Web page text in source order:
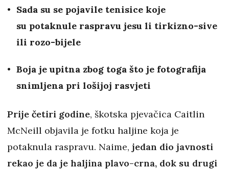
Sada su se pojavile tenisice koje
su potaknule raspravu jesu li tirkizno-sive
ili rozo-bijele
Boja je upitna zbog toga što je fotografija
snimljena pri lošijoj rasvjeti
Prije četiri godine, škotska pjevačica Caitlin
McNeill objavila je fotku haljine koja je
potaknula raspravu. Naime, jedan dio javnosti
rekao je da je haljina plavo-crna, dok su drugi